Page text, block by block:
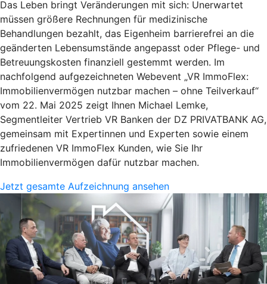
Das Leben bringt Veränderungen mit sich: Unerwartet
müssen größere Rechnungen für medizinische
Behandlungen bezahlt, das Eigenheim barrierefrei an die
geänderten Lebensumstände angepasst oder Pflege- und
Betreuungskosten finanziell gestemmt werden. Im
nachfolgend aufgezeichneten Webevent „VR ImmoFlex:
Immobilienvermögen nutzbar machen – ohne Teilverkauf“
vom 22. Mai 2025 zeigt Ihnen Michael Lemke,
Segmentleiter Vertrieb VR Banken der DZ PRIVATBANK AG,
gemeinsam mit Expertinnen und Experten sowie einem
zufriedenen VR ImmoFlex Kunden, wie Sie Ihr
Immobilienvermögen dafür nutzbar machen.
Jetzt gesamte Aufzeichnung ansehen